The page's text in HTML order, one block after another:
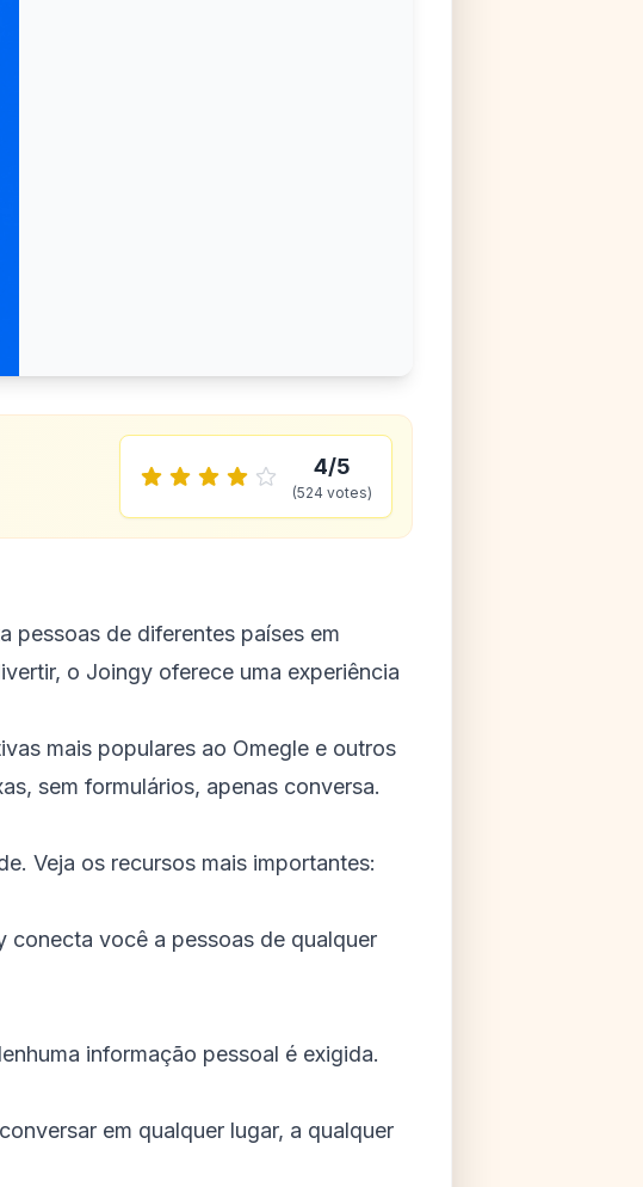
4/5
(524 votes)
pessoas de diferentes países em
o Joingy oferece uma experiência
mais populares ao Omegle e outros
sem formulários, apenas conversa.
Veja os recursos mais importantes:
conecta você a pessoas de qualquer
informação pessoal é exigida.
em qualquer lugar, a qualquer